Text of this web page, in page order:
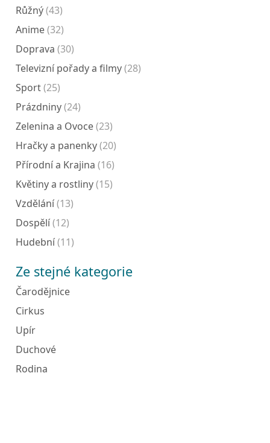
Růžný(43)
Anime(32)
Doprava (30)
Televizní pořady a filmy(28)
Sport(25)
Prázdniny(24)
Zelenina a Ovoce(23)
Hračky a panenky(20)
Přírodní a Krajina (16)
Květiny a rostliny(15)
Vzdělání(13)
Dospělí(12)
Hudební(11)
Ze stejné kategorie
Čarodějnice
Cirkus
Upír
Duchové
Rodina